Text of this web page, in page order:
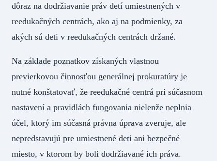
dôraz na dodržiavanie práv detí umiestnených v
reedukačných centrách, ako aj na podmienky, za
akých sú deti v reedukačných centrách držané.
Na základe poznatkov získaných vlastnou
previerkovou činnosťou generálnej prokuratúry je
nutné konštatovať, že reedukačné centrá pri súčasnom
nastavení a pravidlách fungovania nielenže neplnia
účel, ktorý im súčasná právna úprava zveruje, ale
nepredstavujú pre umiestnené deti ani bezpečné
miesto, v ktorom by boli dodržiavané ich práva.